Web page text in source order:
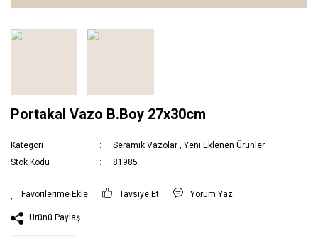
Portakal Vazo B.Boy 27x30cm
Kategori Seramik Vazolar ,Yeni Eklenen Ürünler
Stok Kodu
81985
Tavsiye Et Yorum Yaz
Ürünü Paylaş